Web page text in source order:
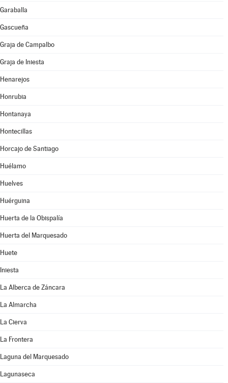
Garaballa
Gascueña
Graja de Campalbo
Graja de Iniesta
Henarejos
Honrubia
Hontanaya
Hontecillas
Horcajo de Santiago
Huélamo
Huelves
Huérguina
Huerta de la Obispalía
Huerta del Marquesado
Huete
Iniesta
La Alberca de Záncara
La Almarcha
La Cierva
La Frontera
Laguna del Marquesado
Lagunaseca